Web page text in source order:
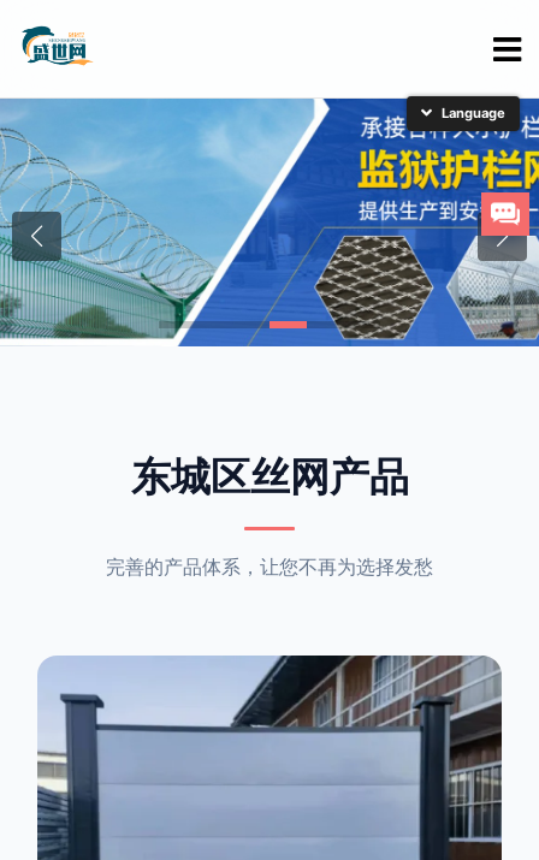
东城区丝网产品
完善的产品体系，让您不再为选择发愁
简体中文
English
日本語
한국어